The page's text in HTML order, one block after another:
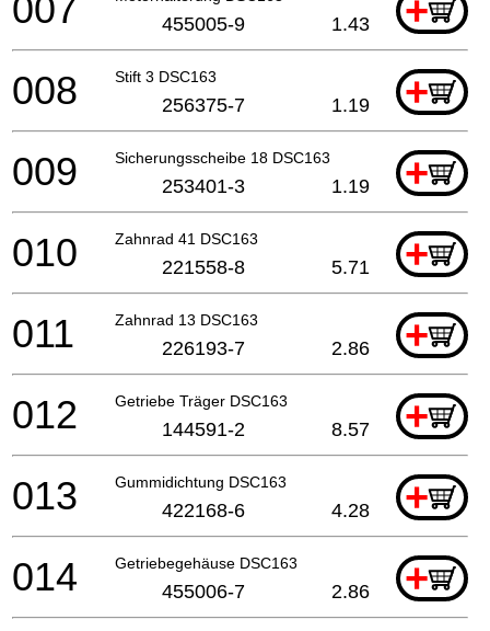
+
007 455005-9 1.43
Stift 3 DSC163 +
008 256375-7 1.19
Sicherungsscheibe 18 DSC163 +
009 253401-3 1.19
Zahnrad 41 DSC163 +
010 221558-8 5.71
Zahnrad 13 DSC163 +
011 226193-7 2.86
Getriebe Träger DSC163 +
012 144591-2 8.57
Gummidichtung DSC163 +
013 422168-6 4.28
Getriebegehäuse DSC163 +
014 455006-7 2.86